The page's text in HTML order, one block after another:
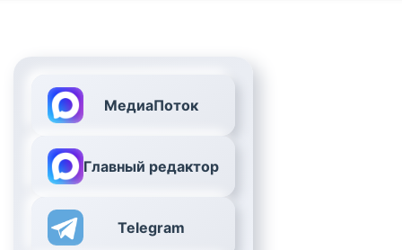
МедиаПоток
Главный редактор
Telegram